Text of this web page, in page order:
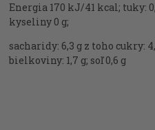
Energia 170 kJ/41 kcal; tuky:
kyseliny 0 g;
sacharidy: 6,3 g z toho cukry:
bielkoviny: 1,7 g; soľ 0,6 g